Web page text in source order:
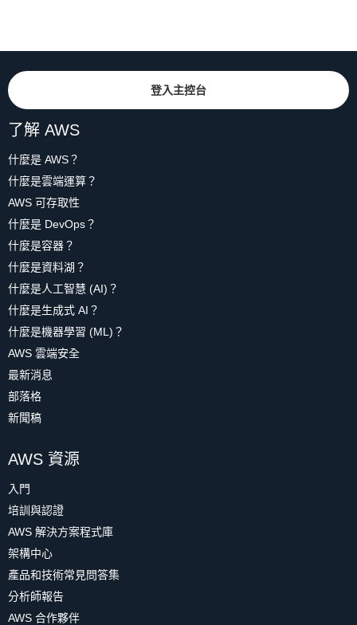
登入主控台
了解 AWS
什麼是 AWS？
什麼是雲端運算？
AWS 可存取性
什麼是 DevOps？
什麼是容器？
什麼是資料湖？
什麼是人工智慧 (AI)？
什麼是生成式 AI？
什麼是機器學習 (ML)？
AWS 雲端安全
最新消息
部落格
新聞稿
AWS 資源
入門
培訓與認證
AWS 解決方案程式庫
架構中心
產品和技術常見問答集
分析師報告
AWS 合作夥伴